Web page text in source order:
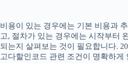
비용이 있는 경우에는 기본 비용과
고, 절차가 있는 경우에는 시작부터
되는지 살펴보는 것이 필요합니다.
고다할인코드 관련 조건이 명확하게